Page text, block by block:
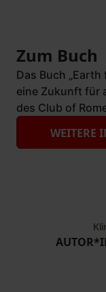
Zum Buch
Das Buch
eine Zukunft für
des Club of
WEITERE